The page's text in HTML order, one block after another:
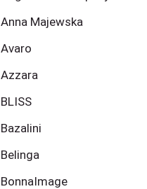
Anna Majewska
Avaro
Azzara
BLISS
Bazalini
Belinga
BonnaImage